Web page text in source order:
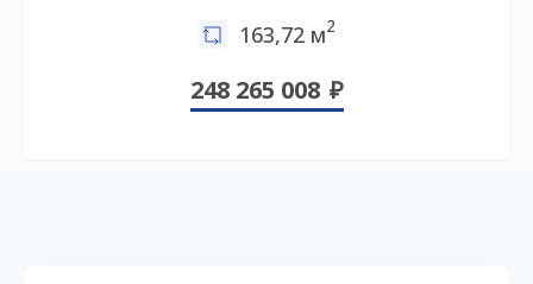
163,72 м2
248 265 008